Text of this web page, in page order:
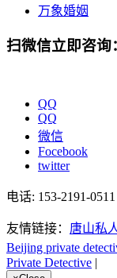
万象婚姻
扫微信立即咨询
QQ
QQ
微信
Focebook
twitter
电话: 153-2191-
友情链接： 唐山私
Beijing private
Private Detective |